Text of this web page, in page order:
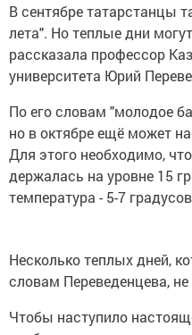
В сентябре татарстанцы
лета". Но теплые дни
рассказала профессор
университета Юрий
По его словам "молодое
но в октябре ещё может
Для этого необходимо,
держалась на уровне 15
температура - 5-7
Несколько теплых дней,
словам Переведенцева,
Чтобы наступило